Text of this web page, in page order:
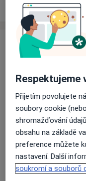
Zkušenosti
Zkušenosti
MUDr. Eliška
Po studiu krátce
Fakultní nemocnice
z oftalmologie
Očním oddělení
nastoupila do
Vítkovicích, kde
ambulanci,
VíceO mně
Odborník na:
Oftalmologie
Respektujeme
Přijetím povolujete
soubory cookie
shromažďování
obsahu na základě
preference můžete
nastavení. Další
soukromí a souborů